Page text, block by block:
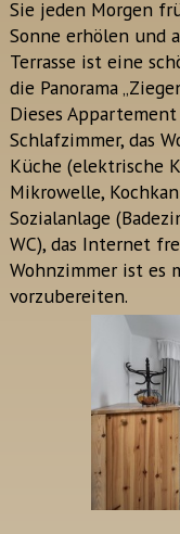
Sie jeden Morgen
Sonne erhölen und
Terrasse ist eine
die Panorama
Dieses
Schlafzimmer, das
Küche (elektrische
Mikrowelle,
Sozialanlage
WC), das Internet
Wohnzimmer ist es
vorzubereiten.